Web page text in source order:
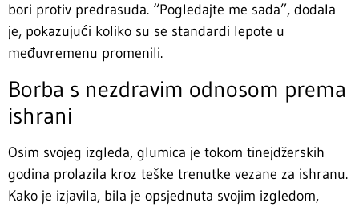
bori protiv predrasuda. “Pogledajte me sada”, dodala
je, pokazujući koliko su se standardi lepote u
međuvremenu promenili.
Borba s nezdravim odnosom prema
ishrani
Osim svojeg izgleda, glumica je tokom tinejdžerskih
godina prolazila kroz teške trenutke vezane za ishranu.
Kako je izjavila, bila je opsjednuta svojim izgledom,